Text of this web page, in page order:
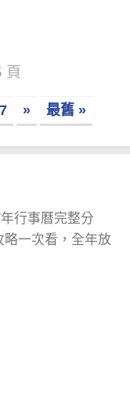
頁
7 » 最舊 »
年行事曆完整分
略一次看，全年放